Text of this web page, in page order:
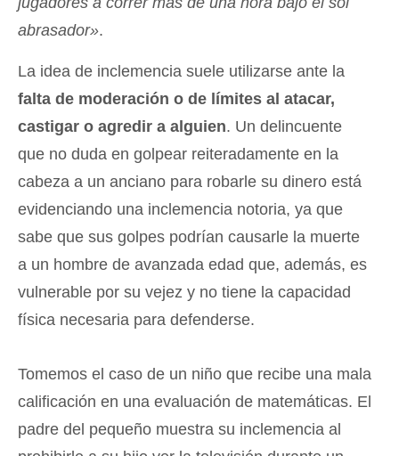
abrasador».
La idea de inclemencia suele utilizarse ante la
falta de moderación o de límites al atacar,
castigar o agredir a alguien. Un delincuente
que no duda en golpear reiteradamente en la
cabeza a un anciano para robarle su dinero está
evidenciando una inclemencia notoria, ya que
sabe que sus golpes podrían causarle la muerte
a un hombre de avanzada edad que, además, es
vulnerable por su vejez y no tiene la capacidad
física necesaria para defenderse.
Tomemos el caso de un niño que recibe una mala
calificación en una evaluación de matemáticas. El
padre del pequeño muestra su inclemencia al